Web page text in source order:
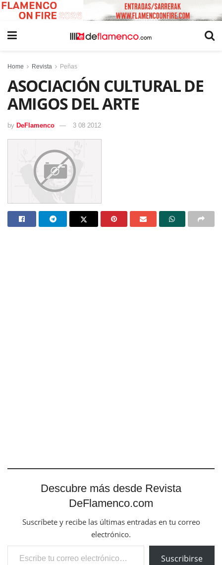
Home Revista Peñas
ASOCIACIÓN CULTURAL DE
AMIGOS DEL ARTE
by DeFlamenco 3 08 2012
Descubre más desde Revista
DeFlamenco.com
Suscríbete y recibe las últimas entradas en tu correo
electrónico.
Escribe tu correo electrónico…
Suscribirse